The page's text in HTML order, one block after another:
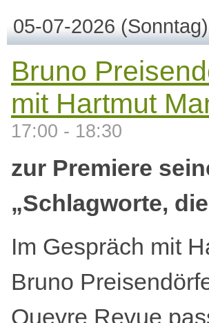
05-07-2026 (Sonntag)
Bruno
mit Hartmut
17:00 - 18:30
zur Premiere
„Schlagworte,
Im Gespräch mit
Bruno
Ouevre Revue